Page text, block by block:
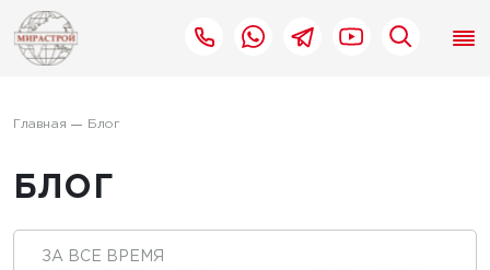
Главная Блог
БЛОГ
ЗА ВСЕ ВРЕМЯ